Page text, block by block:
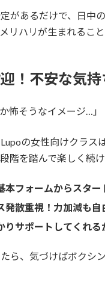
があるだけで、日
リハリが生まれるこ
！不安な気
怖そうなイメージ…
の女性向けクラ
階を踏んで楽しく続
本フォームからスター
発散重視！力加減も自
りサポートしてくれる
ら、気づけばボク